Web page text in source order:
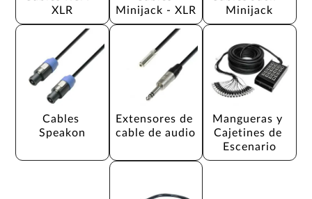
XLR
Minijack - XLR
Minijack
Cables
Speakon
Extensores de
cable de audio
Mangueras y
Cajetines de
Escenario